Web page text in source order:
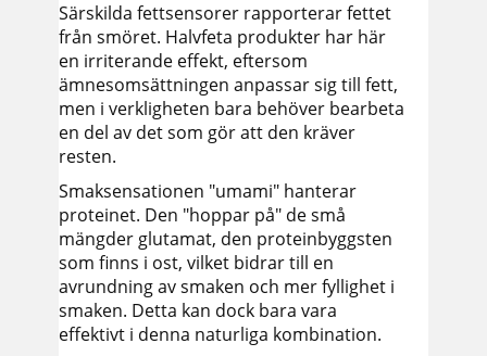
Särskilda fettsensorer rapporterar fettet
från smöret. Halvfeta produkter har här
en irriterande effekt, eftersom
ämnesomsättningen anpassar sig till fett,
men i verkligheten bara behöver bearbeta
en del av det som gör att den kräver
resten.
Smaksensationen "umami" hanterar
proteinet. Den "hoppar på" de små
mängder glutamat, den proteinbyggsten
som finns i ost, vilket bidrar till en
avrundning av smaken och mer fyllighet i
smaken. Detta kan dock bara vara
effektivt i denna naturliga kombination.